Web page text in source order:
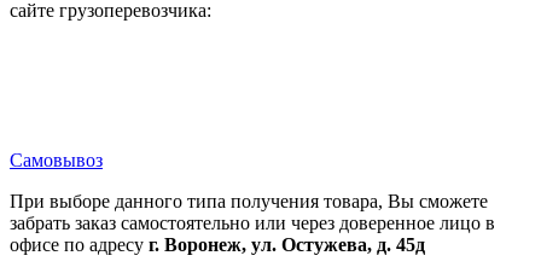
сайте грузоперевозчика:
Самовывоз
При выборе данного типа получения товара, Вы сможете
забрать заказ самостоятельно или через доверенное лицо в
офисе по адресу г. Воронеж, ул. Остужева, д. 45д